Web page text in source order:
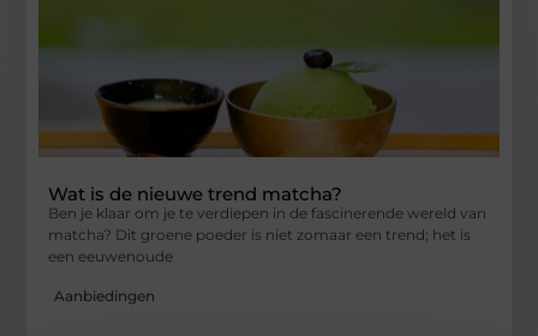
Wat is de nieuwe trend matcha?
Ben je klaar om je te verdiepen in de fascinerende wereld van
matcha? Dit groene poeder is niet zomaar een trend; het is
een eeuwenoude
Aanbiedingen